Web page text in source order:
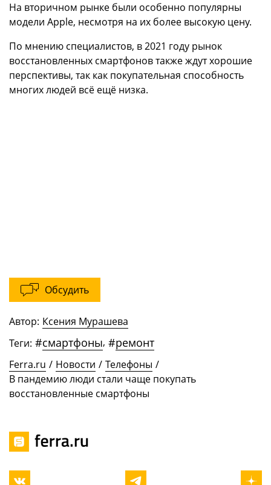
На вторичном рынке были особенно популярны
модели Apple, несмотря на их более высокую цену.
По мнению специалистов, в 2021 году рынок
восстановленных смартфонов также ждут хорошие
перспективы, так как покупательная способность
многих людей всё ещё низка.
Обсудить
Автор: Ксения Мурашева
Теги: #смартфоны, #ремонт
Ferra.ru / Новости / Телефоны /
В пандемию люди стали чаще покупать
восстановленные смартфоны